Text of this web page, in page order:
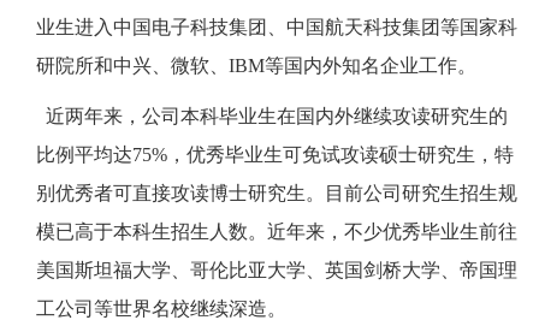
业生进入中国电子科技集团、中国航天科技集团等国家科
研院所和中兴、微软、IBM等国内外知名企业工作。
近两年来，公司本科毕业生在国内外继续攻读研究生的
比例平均达75%，优秀毕业生可免试攻读硕士研究生，特
别优秀者可直接攻读博士研究生。目前公司研究生招生规
模已高于本科生招生人数。近年来，不少优秀毕业生前往
美国斯坦福大学、哥伦比亚大学、英国剑桥大学、帝国理
工公司等世界名校继续深造。